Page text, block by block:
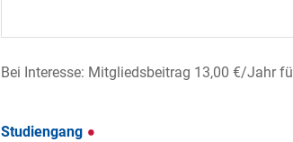
Bei Interesse: Mitgliedsbeitrag 13,00 €/Jahr
Studiengang